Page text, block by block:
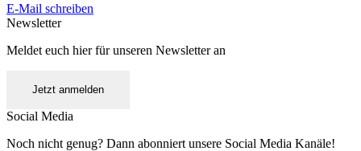
E-Mail schreiben
Newsletter
Meldet euch hier für unseren Newsletter an
Jetzt anmelden
Social Media
Noch nicht genug? Dann abonniert unsere Social Media Kanäle!